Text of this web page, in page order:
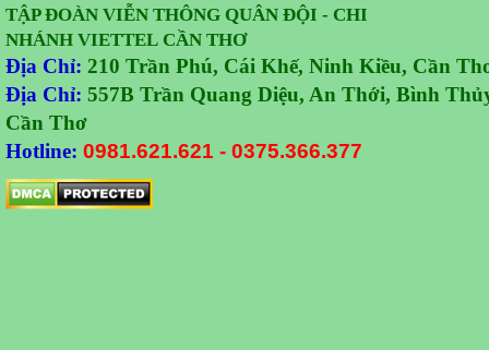
TẬP ĐOÀN VIỄN THÔNG QUÂN ĐỘI - CHI
NHÁNH VIETTEL CẦN THƠ
Địa Chỉ: 210 Trần Phú, Cái Khế, Ninh Kiều, Cần
Địa Chỉ: 557B Trần Quang Diệu, An Thới, Bình
Cần Thơ
Hotline: 0981.621.621 - 0375.366.377